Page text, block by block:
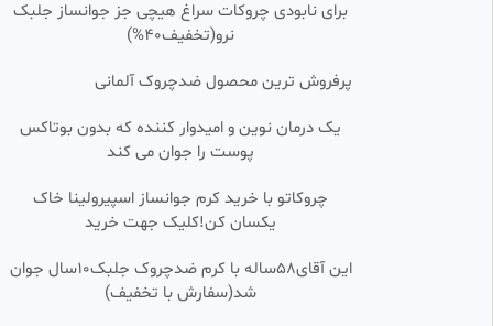
کـــافـه تیــوی | Cafe4Tv
• 4 ماه پیش
1:49:18
فیلم سینمایی اکشن 2️⃣0️⃣2️⃣6️⃣
》WAR - MACHINE《
🪪 صفحه رسمی
374 بازدید 4 ماه پیش
Predator Badlands 2025 با
دوبله فارسی
mohammad
فیلم سینمایی اکشن وَنگارد دوبله
فارسی - Vanguard/جنگی/ فیلم
برای نابودی چروکات سراغ هیچی جز جوانساز جلبک
نرو(تخفیف40%)
پرفروش ترین محصول ضدچروک آلمانی
یک درمان نوین و امیدوار کننده که بدون بوتاکس
پوست را جوان می کند
چروکاتو با خرید کرم جوانساز اسپیرولینا خاک
یکسان کن!کلیک جهت خرید
این آقای58ساله با کرم ضدچروک جلبک10سال جوان
شد(سفارش با تخفیف)